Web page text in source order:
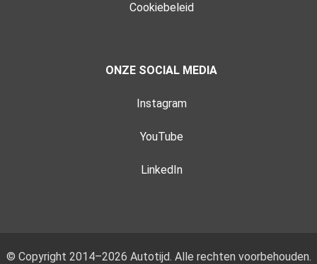
Cookiebeleid
ONZE SOCIAL MEDIA
Instagram
YouTube
LinkedIn
© Copyright 2014–2026 Autotijd. Alle rechten voorbehouden.